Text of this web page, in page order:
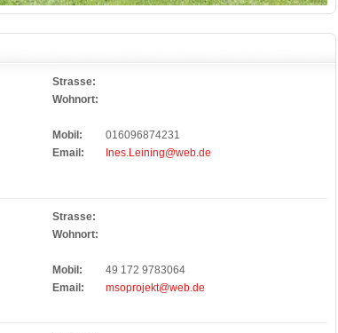
Strasse:
Wohnort:
Mobil:
016096874231
Email:
Ines.Leining@web.de
Strasse:
Wohnort:
Mobil:
49 172 9783064
Email:
msoprojekt@web.de